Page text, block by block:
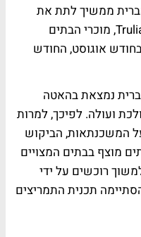
ממשיך לתת את
אותותיו. לפי אתר סוכנות הנדל"ן Trulia, מוכרי הבתים
אוגוסט, החודש
נמצאת בהאטה
ועולה. לפיכך, למרות
המשכנתאות, הביקוש
מוצף בבתים המצויים
רוכשים על ידי
תכנית התמריצים